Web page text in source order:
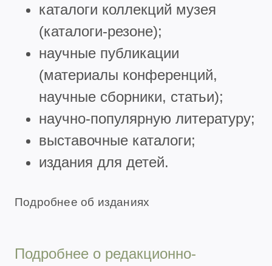
каталоги коллекций музея
(каталоги-резоне);
научные публикации
(материалы конференций,
научные сборники, статьи);
научно-популярную литературу;
выставочные каталоги;
издания для детей.
Подробнее об изданиях
Подробнее о редакционно-